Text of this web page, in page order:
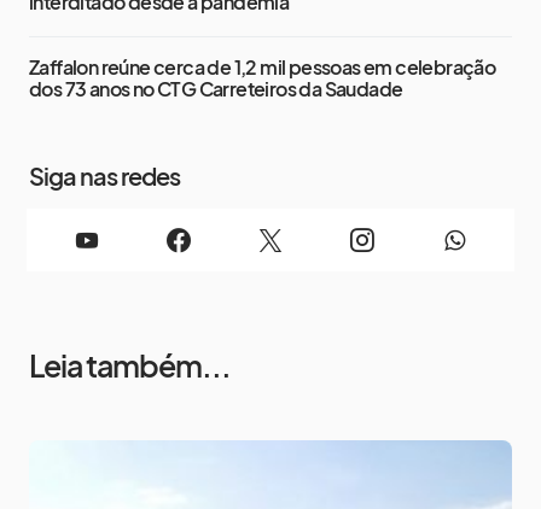
Zaffalon reúne cerca de 1,2 mil pessoas em celebração
dos 73 anos no CTG Carreteiros da Saudade
Siga nas redes
Leia também...